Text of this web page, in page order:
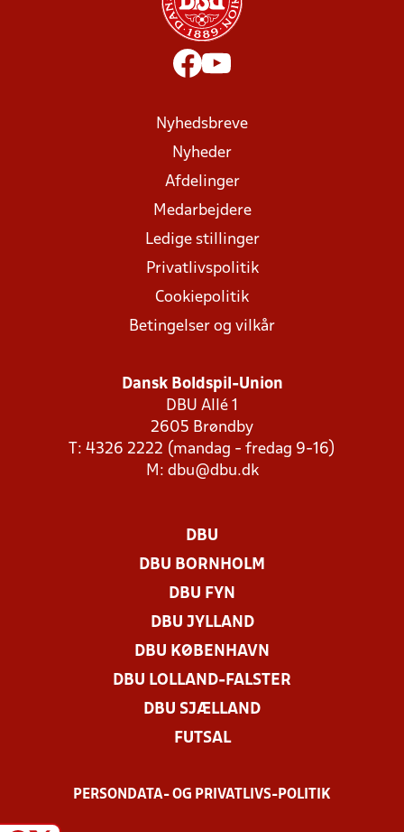
Nyhedsbreve
Nyheder
Afdelinger
Medarbejdere
Ledige stillinger
Privatlivspolitik
Cookiepolitik
Betingelser og vilkår
Dansk Boldspil-Union
DBU Allé 1
2605 Brøndby
T: 4326 2222 (mandag - fredag 9-16)
M: dbu@dbu.dk
DBU
DBU BORNHOLM
DBU FYN
DBU JYLLAND
DBU KØBENHAVN
DBU LOLLAND-FALSTER
DBU SJÆLLAND
FUTSAL
PERSONDATA- OG PRIVATLIVS-POLITIK